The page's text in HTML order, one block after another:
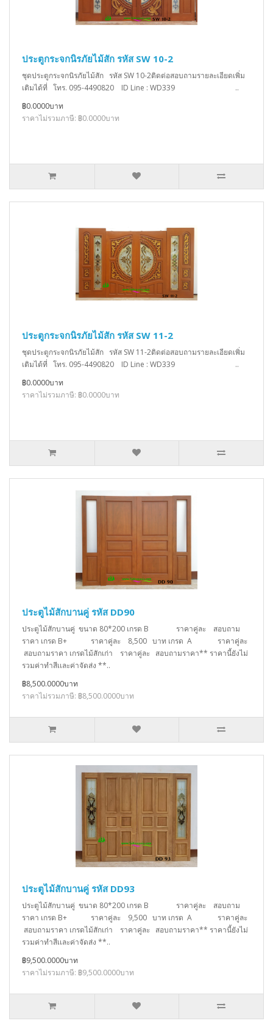
ประตูกระจกนิรภัยไม้สัก รหัส SW 10-2
ชุดประตูกระจกนิรภัยไม้สัก รหัส SW 10-2ติดต่อสอบถามรายละเอียดเพิ่ม
เติมได้ที่ โทร. 095-4490820 ID Line : WD339 ..
฿0.0000บาท
ราคาไม่รวมภาษี: ฿0.0000บาท
ประตูกระจกนิรภัยไม้สัก รหัส SW 11-2
ชุดประตูกระจกนิรภัยไม้สัก รหัส SW 11-2ติดต่อสอบถามรายละเอียดเพิ่ม
เติมได้ที่ โทร. 095-4490820 ID Line : WD339 ..
฿0.0000บาท
ราคาไม่รวมภาษี: ฿0.0000บาท
ประตูไม้สักบานคู่ รหัส DD90
ประตูไม้สักบานคู่ ขนาด 80*200 เกรด B ราคาคู่ละ สอบถาม
ราคา เกรด B+ ราคาคู่ละ 8,500 บาท เกรด A ราคาคู่ละ
สอบถามราคา เกรดไม้สักเก่า ราคาคู่ละ สอบถามราคา** ราคานี้ยังไม่
รวมค่าทำสีเเละค่าจัดส่ง **..
฿8,500.0000บาท
ราคาไม่รวมภาษี: ฿8,500.0000บาท
ประตูไม้สักบานคู่ รหัส DD93
ประตูไม้สักบานคู่ ขนาด 80*200 เกรด B ราคาคู่ละ สอบถาม
ราคา เกรด B+ ราคาคู่ละ 9,500 บาท เกรด A ราคาคู่ละ
สอบถามราคา เกรดไม้สักเก่า ราคาคู่ละ สอบถามราคา** ราคานี้ยังไม่
รวมค่าทำสีเเละค่าจัดส่ง **..
฿9,500.0000บาท
ราคาไม่รวมภาษี: ฿9,500.0000บาท